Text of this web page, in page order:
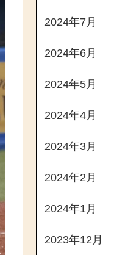
2024年7月
2024年6月
2024年5月
2024年4月
2024年3月
2024年2月
2024年1月
2023年12月